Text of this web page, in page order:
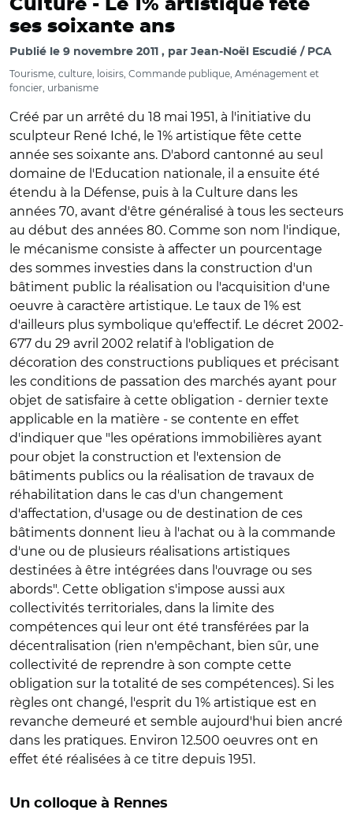
Culture - Le 1% artistique fête
ses soixante ans
Publié le 9 novembre 2011 par Jean-Noël Escudié / PCA
Tourisme, culture, loisirs, Commande publique, Aménagement et
foncier, urbanisme
Créé par un arrêté du 18 mai 1951, à l'initiative du
sculpteur René Iché, le 1% artistique fête cette
année ses soixante ans. D'abord cantonné au seul
domaine de l'Education nationale, il a ensuite été
étendu à la Défense, puis à la Culture dans les
années 70, avant d'être généralisé à tous les secteurs
au début des années 80. Comme son nom l'indique,
le mécanisme consiste à affecter un pourcentage
des sommes investies dans la construction d'un
bâtiment public la réalisation ou l'acquisition d'une
oeuvre à caractère artistique. Le taux de 1% est
d'ailleurs plus symbolique qu'effectif. Le décret 2002-
677 du 29 avril 2002 relatif à l'obligation de
décoration des constructions publiques et précisant
les conditions de passation des marchés ayant pour
objet de satisfaire à cette obligation - dernier texte
applicable en la matière - se contente en effet
d'indiquer que "les opérations immobilières ayant
pour objet la construction et l'extension de
bâtiments publics ou la réalisation de travaux de
réhabilitation dans le cas d'un changement
d'affectation, d'usage ou de destination de ces
bâtiments donnent lieu à l'achat ou à la commande
d'une ou de plusieurs réalisations artistiques
destinées à être intégrées dans l'ouvrage ou ses
abords". Cette obligation s'impose aussi aux
collectivités territoriales, dans la limite des
compétences qui leur ont été transférées par la
décentralisation (rien n'empêchant, bien sûr, une
collectivité de reprendre à son compte cette
obligation sur la totalité de ses compétences). Si les
règles ont changé, l'esprit du 1% artistique est en
revanche demeuré et semble aujourd'hui bien ancré
dans les pratiques. Environ 12.500 oeuvres ont en
effet été réalisées à ce titre depuis 1951.
Un colloque à Rennes